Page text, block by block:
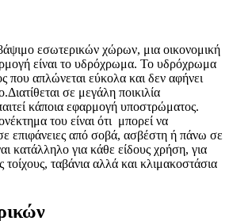
εσωτερικών χώρων, μια οικονομική
είναι το υδρόχρωμα. Το υδρόχρωμα
που απλώνεται εύκολα και δεν αφήνει
σε μεγάλη ποικιλία
κάποια εφαρμογή υποστρώματος.
του είναι ότι μπορεί να
επιφάνειες από σοβά, ασβέστη ή πάνω σε
κατάλληλο για κάθε είδους χρήση, για
τοίχους, ταβάνια αλλά και κλιμακοστάσια